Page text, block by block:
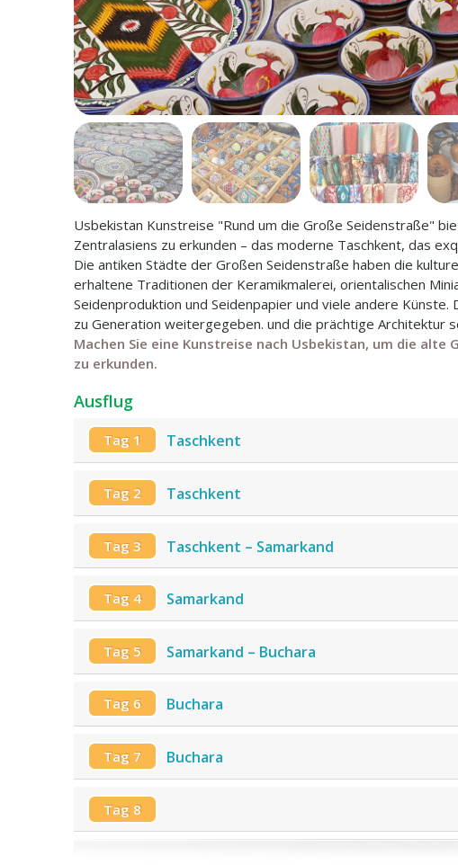
Usbekistan Kunstreise "Rund um die Große Seidenstraße"
Zentralasiens zu erkunden – das moderne Taschkent, das
Die antiken Städte der Großen Seidenstraße haben die
erhaltene Traditionen der Keramikmalerei, orientalischen
Seidenproduktion und Seidenpapier und viele andere
zu Generation weitergegeben. und die prächtige Architektur
Machen Sie eine Kunstreise nach Usbekistan, um die
zu erkunden.
Ausflug
Tag 1 Taschkent
Tag 2 Taschkent
Tag 3 Taschkent – Samarkand
Tag 4 Samarkand
Tag 5 Samarkand – Buchara
Tag 6 Buchara
Tag 7 Buchara
Tag 8